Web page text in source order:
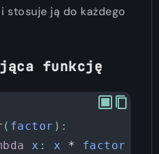
i stosuje ją do każdego
funkcję
( factor ):
x : x *
factor